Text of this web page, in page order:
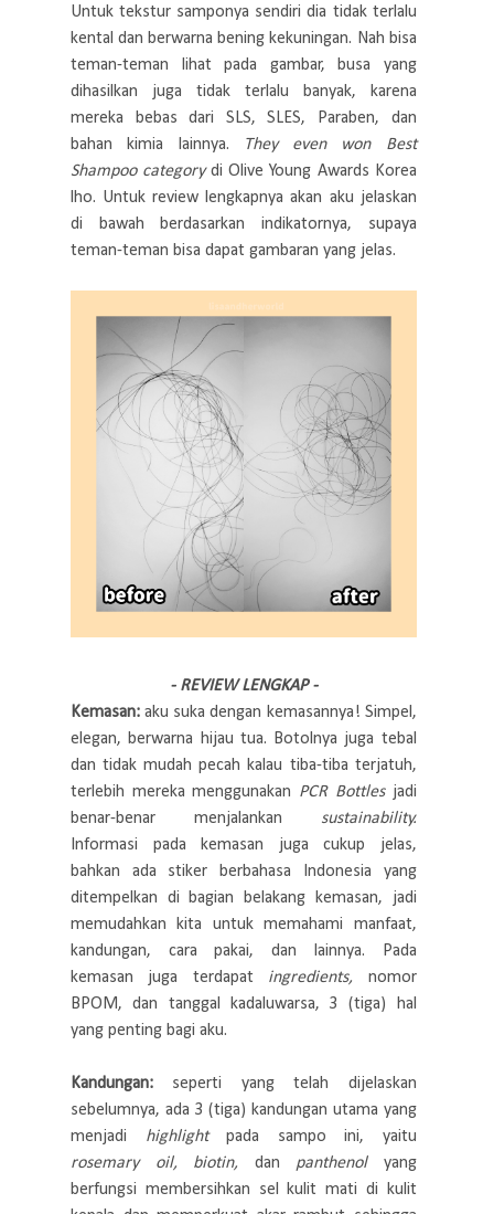
Untuk tekstur samponya sendiri dia tidak terlalu
kental dan berwarna bening kekuningan. Nah bisa
teman-teman lihat pada gambar, busa yang
dihasilkan juga tidak terlalu banyak, karena
mereka bebas dari SLS, SLES, Paraben, dan
bahan kimia lainnya.
They even won Best
Shampoo categorydi Olive Young Awards Korea
lho. Untuk review lengkapnya akan aku jelaskan
di bawah berdasarkan indikatornya, supaya
teman-teman bisa dapat gambaran yang jelas.
- REVIEW LENGKAP -
Kemasan:aku suka dengan kemasannya! Simpel,
elegan, berwarna hijau tua. Botolnya juga tebal
dan tidak mudah pecah kalau tiba-tiba terjatuh,
terlebih mereka menggunakan PCR Bottles jadi
benar-benar menjalankan sustainability.
Informasi pada kemasan juga cukup jelas,
bahkan ada stiker berbahasa Indonesia yang
ditempelkan di bagian belakang kemasan, jadi
memudahkan kita untuk memahami manfaat,
kandungan, cara pakai, dan lainnya. Pada
kemasan juga terdapat ingredients, nomor
BPOM, dan tanggal kadaluwarsa, 3 (tiga) hal
yang penting bagi aku.
Kandungan: seperti yang telah dijelaskan
sebelumnya, ada 3 (tiga) kandungan utama yang
menjadi highlightpada sampo ini, yaitu
rosemary oil, biotin, dan panthenol yang
berfungsi membersihkan sel kulit mati di kulit